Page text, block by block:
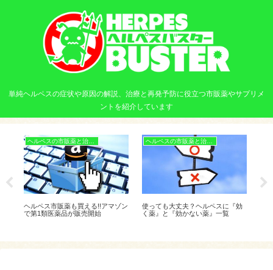
単純ヘルペスの症状や原因の解説、治療と再発予防に役立つ市販薬やサプリメ
ントを紹介しています
ヘルペス市販薬も買える!!アマゾン
で第1類医薬品が販売開始
使っても大丈夫？ヘルペスに『効
く薬』と『効かない薬』一覧